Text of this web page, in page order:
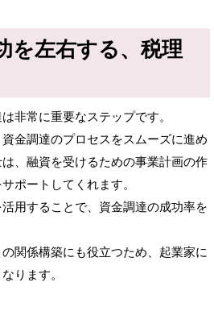
を左右する、税理
非常に重要なステップです。
金調達のプロセスをスムーズに進め
、融資を受けるための事業計画の作
ポートしてくれます。
用することで、資金調達の成功率を
関係構築にも役立つため、起業家に
ります。